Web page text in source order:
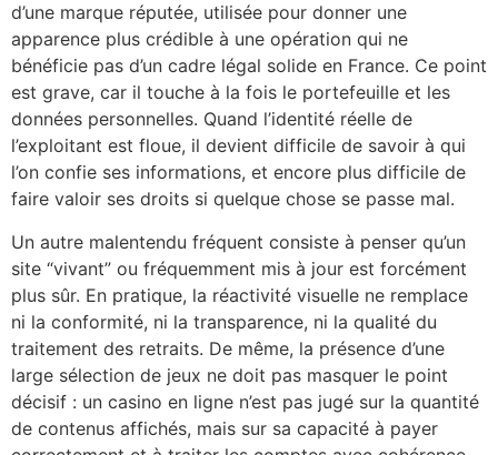
d’une marque réputée, utilisée pour donner une
apparence plus crédible à une opération qui ne
bénéficie pas d’un cadre légal solide en France. Ce point
est grave, car il touche à la fois le portefeuille et les
données personnelles. Quand l’identité réelle de
l’exploitant est floue, il devient difficile de savoir à qui
l’on confie ses informations, et encore plus difficile de
faire valoir ses droits si quelque chose se passe mal.
Un autre malentendu fréquent consiste à penser qu’un
site “vivant” ou fréquemment mis à jour est forcément
plus sûr. En pratique, la réactivité visuelle ne remplace
ni la conformité, ni la transparence, ni la qualité du
traitement des retraits. De même, la présence d’une
large sélection de jeux ne doit pas masquer le point
décisif : un casino en ligne n’est pas jugé sur la quantité
de contenus affichés, mais sur sa capacité à payer